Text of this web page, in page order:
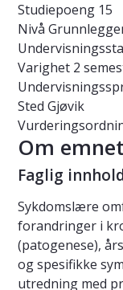
Studiepoeng 15
Nivå
Varighet 2
Sted Gjøvik
Om emnet
Faglig
Sykdomslære
forandringer i
(patogenese),
og spesifikke
utredning med